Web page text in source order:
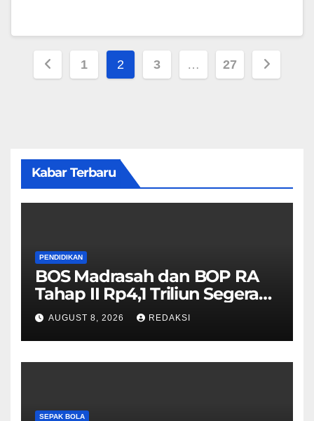
Posts
1 2 3 … 27
Kabar Terbaru
PENDIDIKAN
BOS Madrasah dan BOP RA
Tahap II Rp4,1 Triliun Segera
Cair, Berikut Jadwal
Pengajuannya
AUGUST 8, 2026 REDAKSI
SEPAK BOLA